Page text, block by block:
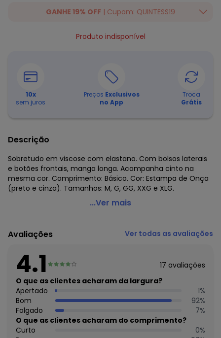
GANHE 19% OFF | Cupom: QUINTESS19
QUINTESS19. Válido para toda loja Quintess, até 07/08/2026.
Produto indisponível
10x
sem juros
Preços Exclusivos
no App
Troca
Grátis
Descrição
Sobretudo em viscose com elastano. Com bolsos laterais
e botões frontais, manga longa. Acompanha cinto na
mesma cor. Comprimento: Básico. Cor: Estampa de Onça
(preto e cinza). Tamanhos: M, G, GG, XXG e XLG.
Quintess - Sobretudo Estampa de Onça
Sobretudo em viscose com elastano.
Com bolsos laterais e botões frontais, manga longa.
O inverno plus size está super ousado!
Este sobretudo estampado é a peça fashion que faltava
no seu guarda roupas.
Crie looks modernos e destaque-se!
Tecido: 96% viscose e 4% elastano
Comprimento: Básico.
Cor: Estampa de Onça (preto e cinza).
Tamanhos: M, G, GG, XXG e XLG.
...Ver mais
Avaliações Ver todas as avaliações
4.1 17 avaliações
O que as clientes acharam da largura?
Apertado
1%
Bom
92%
Folgado
7%
O que as clientes acharam do comprimento?
Curto
0%